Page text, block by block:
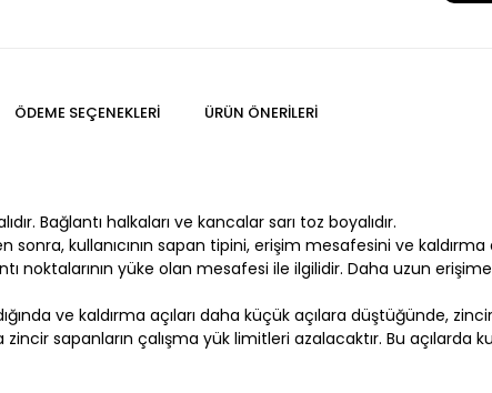
ÖDEME SEÇENEKLERI ÜRÜN ÖNERILERI
Bağlantı halkaları ve kancalar sarı toz boyalıdır.
sonra, kullanıcının sapan tipini, erişim mesafesini ve kaldırma
noktalarının yüke olan mesafesi ile ilgilidir. Daha uzun
ve kaldırma açıları daha küçük açılara düştüğünde,
sapanların çalışma yük limitleri azalacaktır. Bu açılarda